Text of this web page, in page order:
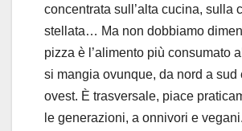
concentrata sull’alta cucina, sulla
stellata… Ma non dobbiamo
pizza è l’alimento più consumato
si mangia ovunque, da nord a sud
ovest. È trasversale, piace
le generazioni, a onnivori e